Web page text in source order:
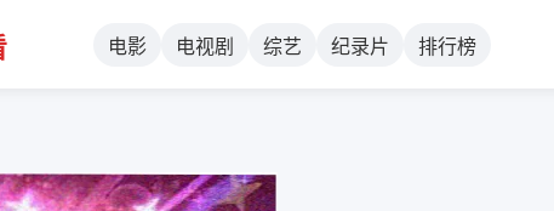
电影 电视剧 综艺 纪录片 排行榜